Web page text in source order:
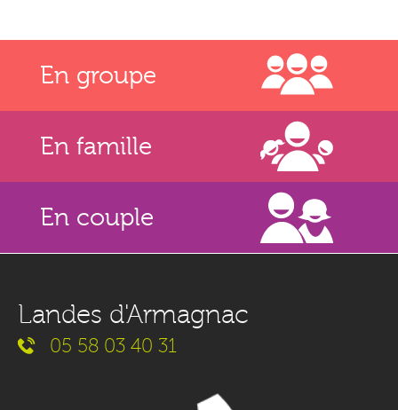
En groupe
En famille
En couple
Landes d'Armagnac
05 58 03 40 31